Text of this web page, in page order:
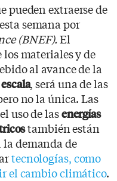
pueden extraerse de
semana por
(BNEF).El
los materiales y de
al avance de la
, será una de las
no la única. Las
uso de lasenergías
también están
demanda de
tecnologías, como
el cambio climático.